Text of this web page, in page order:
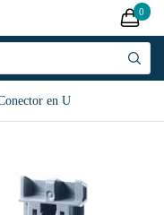
0
en U